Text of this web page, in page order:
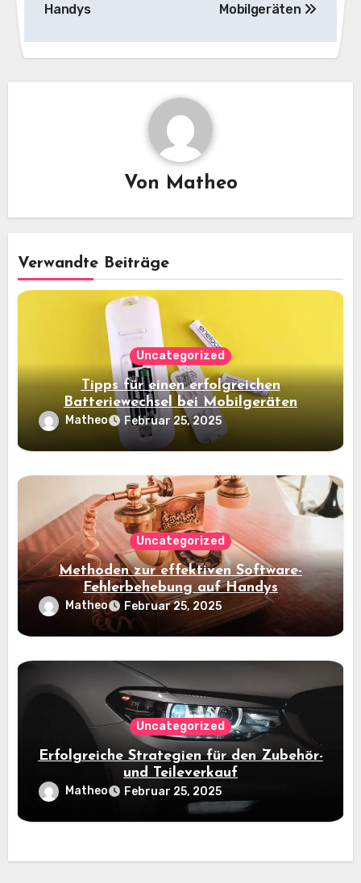
Handys
Mobilgeräten
Von Matheo
Verwandte Beiträge
Uncategorized
Tipps für einen erfolgreichen
Batteriewechsel bei Mobilgeräten
Matheo Februar 25, 2025
Uncategorized
Methoden zur effektiven Software-
Fehlerbehebung auf Handys
Matheo Februar 25, 2025
Uncategorized
Erfolgreiche Strategien für den Zubehör-
und Teileverkauf
Matheo Februar 25, 2025